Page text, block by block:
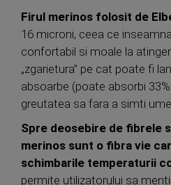
Firul merinos folosit de
16 microni, ceea ce
confortabil si moale la
„zgarietura” pe cat poate fi
absoarbe (poate absorbi
greutatea sa fara a simti
Spre deosebire de fibrele
merinos sunt o fibra vie
schimbarile temperaturii
permite utilizatorului sa